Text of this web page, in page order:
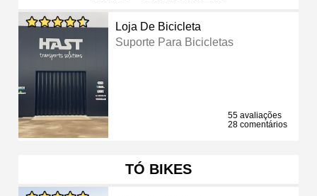
Loja De Bicicleta
Suporte Para Bicicletas
55 avaliações
28 comentários
TÓ BIKES